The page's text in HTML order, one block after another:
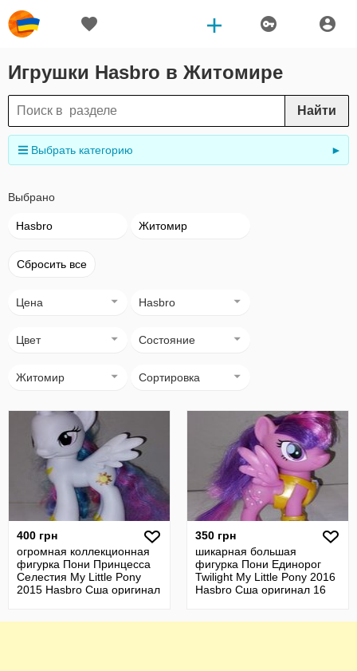
Игрушки Hasbro в Житомире
Найти
Выбрать категорию ►
Выбрано
Hasbro Житомир
Сбросить все
Цена Hasbro
Цвет Состояние
Житомир Сортировка
400 грн
огромная коллекционная
фигурка Пони Принцесса
Селестия My Little Pony
2015 Hasbro Сша оригинал
350 грн
шикарная большая
фигурка Пони Единорог
Twilight My Little Pony 2016
Hasbro Сша оригинал 16